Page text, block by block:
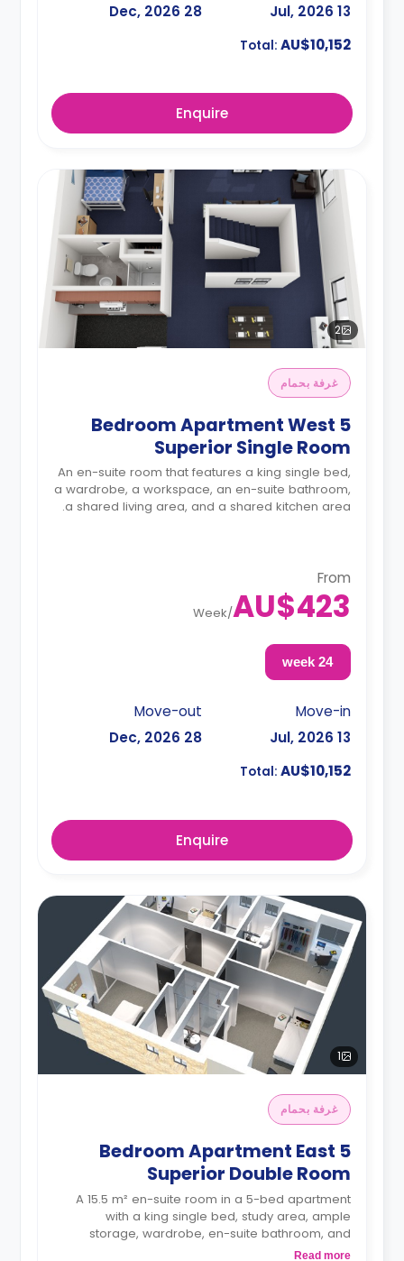
13 Jul, 2026
28 Dec, 2026
Total: AU$10,152
Enquire
2
غرفة بحمام
5 Bedroom Apartment West
Superior Single Room
An en-suite room that features a king single bed,
a wardrobe, a workspace, an en-suite bathroom,
a shared living area, and a shared kitchen area.
From
AU$423
/
Week
24 week
Move-in
13 Jul, 2026
Move-out
28 Dec, 2026
Total: AU$10,152
Enquire
1
غرفة بحمام
5 Bedroom Apartment East
Superior Double Room
A 15.5 m² en-suite room in a 5-bed apartment
with a king single bed, study area, ample
storage, wardrobe, en-suite bathroom, and
coffee table. The kitchen and dining area are
Read more